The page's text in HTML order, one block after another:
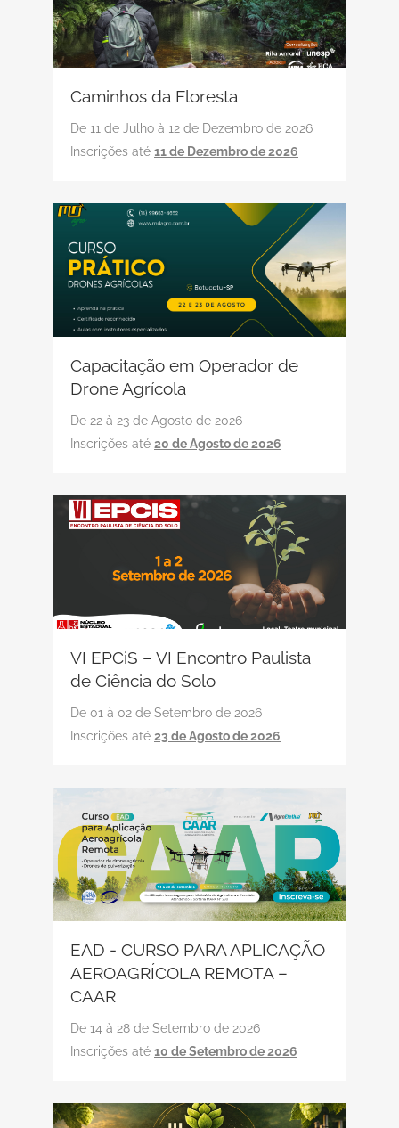
Caminhos da Floresta
De 11 de Julho à 12 de Dezembro de 2026
Inscrições até 11 de Dezembro de 2026
Capacitação em Operador de
Drone Agrícola
De 22 à 23 de Agosto de 2026
Inscrições até 20 de Agosto de 2026
VI EPCiS – VI Encontro Paulista
de Ciência do Solo
De 01 à 02 de Setembro de 2026
Inscrições até 23 de Agosto de 2026
EAD - CURSO PARA APLICAÇÃO
AEROAGRÍCOLA REMOTA –
CAAR
De 14 à 28 de Setembro de 2026
Inscrições até 10 de Setembro de 2026